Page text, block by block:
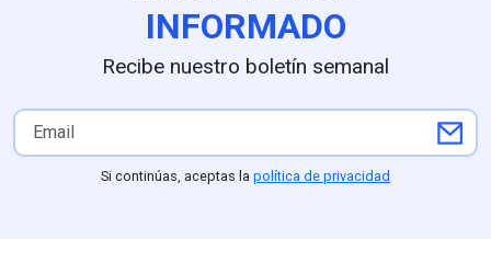
INFORMADO
Recibe nuestro boletín semanal
Si continúas, aceptas la política de privacidad